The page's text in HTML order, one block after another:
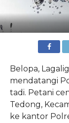
Belopa,
mendatangi
tadi. Petani
Tedong,
ke kantor